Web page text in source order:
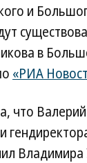
и
в
«РИА
что
Владимира